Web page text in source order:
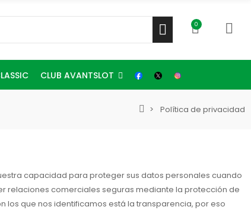
0
CLUB AVANTSLOT
Política de privacidad
capacidad para proteger sus datos personales cuando
relaciones comerciales seguras mediante la protección de
los que nos identificamos está la transparencia, por eso